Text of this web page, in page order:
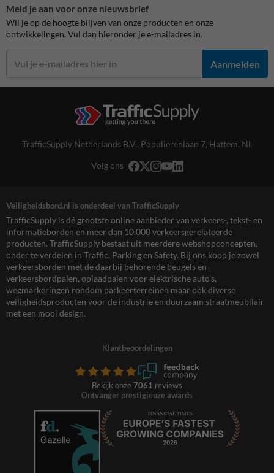
Meld je aan voor onze nieuwsbrief
Wil je op de hoogte blijven van onze producten en onze
ontwikkelingen. Vul dan hieronder je e-mailadres in.
Aanmelden
TrafficSupply Netherlands B.V., Populierenlaan 7, Hattem, NL
Volg ons
Veiligheidsbord.nl is onderdeel van TrafficSupply
TrafficSupply is dé grootste online aanbieder van verkeers-, tekst- en
informatieborden en meer dan 10.000 verkeersgerelateerde
producten. TrafficSupply bestaat uit meerdere webshopconcepten,
onder te verdelen in Traffic, Parking en Safety. Bij ons koop je zowel
verkeersborden met de daarbij behorende beugels en
verkeersbordpalen, oplaadpalen voor elektrische auto’s,
wegmarkeringen rondom parkeerterreinen maar ook diverse
veiligheidsproducten voor de industrie en duurzaam straatmeubilair
met een mooi design.
Klantbeoordelingen
Bekijk onze 7061 reviews
Ontvanger prestigieuze awards